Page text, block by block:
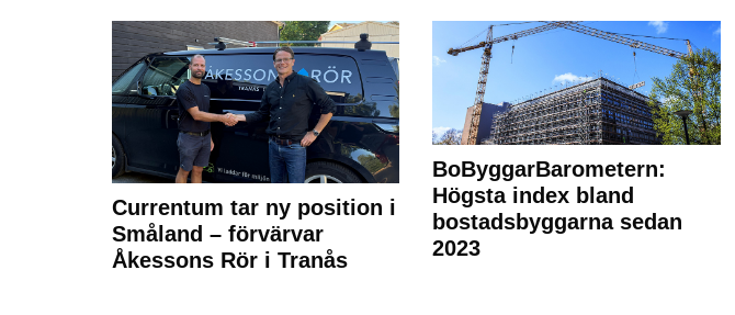
Currentum tar ny position i
Småland – förvärvar
Åkessons Rör i Tranås
BoByggarBarometern:
Högsta index bland
bostadsbyggarna sedan
2023